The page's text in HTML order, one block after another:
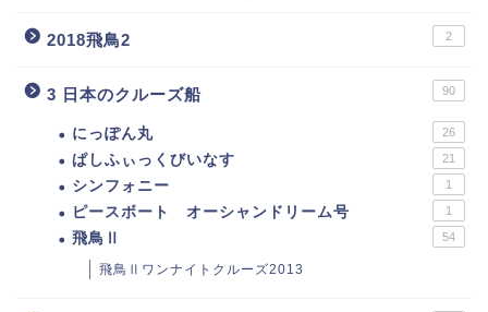
2018飛鳥2 2
3 日本のクルーズ船 90
にっぽん丸 26
ぱしふぃっくびいなす 21
シンフォニー 1
ピースボート オーシャンドリーム号 1
飛鳥Ⅱ 54
飛鳥Ⅱワンナイトクルーズ2013